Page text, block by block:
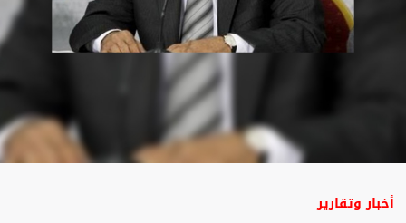
أخبار وتقارير